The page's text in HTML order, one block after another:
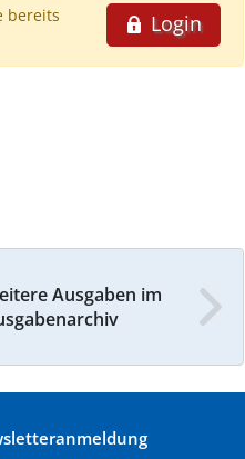
Login
bereits
Ausgaben im